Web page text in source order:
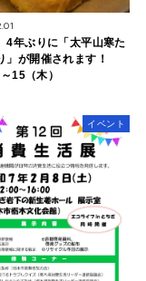
4年ぶりに「太平山寒た
」が開催されます！
15（木）
イベント